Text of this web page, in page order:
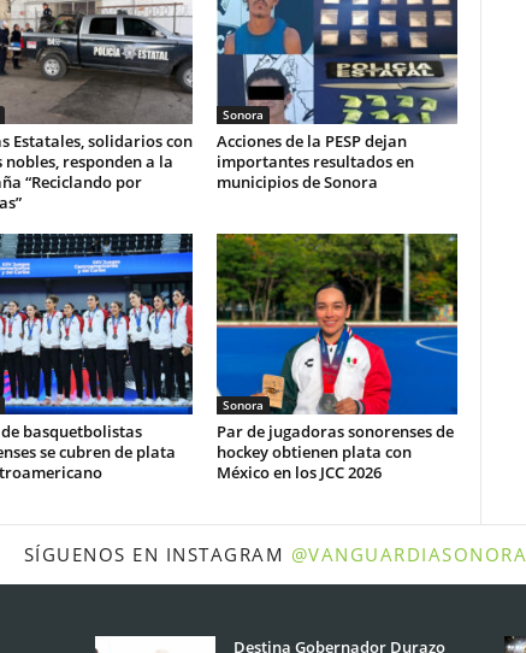
Estatales, solidarios con
nobles, responden a la
“Reciclando por
Sonora
Acciones de la PESP dejan
importantes resultados en
municipios de Sonora
basquetbolistas
se cubren de plata
Sonora
Par de jugadoras sonorenses de
hockey obtienen plata con
México en los JCC 2026
SÍGUENOS EN INSTAGRAM @VANGUARDIASONORA
Destina Gobernador Durazo